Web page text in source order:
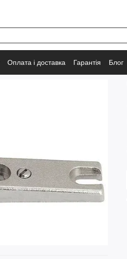
Оплата і доставка Гарантія Блог